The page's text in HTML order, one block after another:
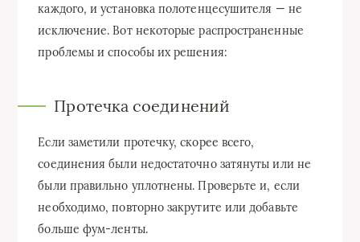
каждого, и установка полотенцесушителя — не
исключение. Вот некоторые распространенные
проблемы и способы их решения:
Протечка соединений
Если заметили протечку, скорее всего,
соединения были недостаточно затянуты или не
были правильно уплотнены. Проверьте и, если
необходимо, повторно закрутите или добавьте
больше фум-ленты.